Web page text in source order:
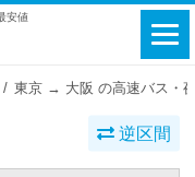
安値
東京 → 大阪 の高速バス・
逆区間